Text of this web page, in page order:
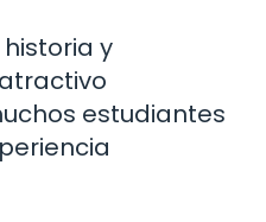
y
estudiantes